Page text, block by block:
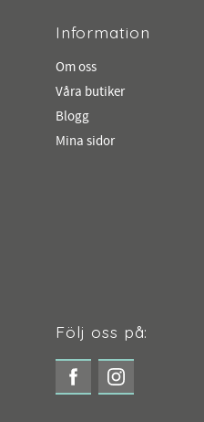
Information
Om oss
Våra butiker
Blogg
Mina sidor
Följ oss på: